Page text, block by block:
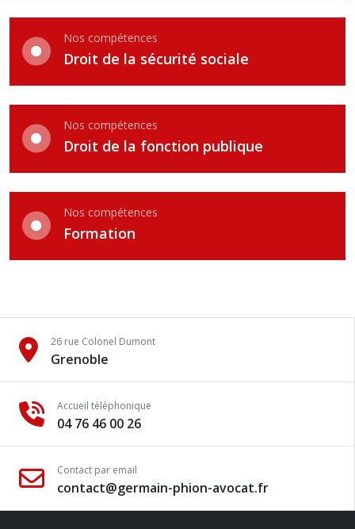
Nos compétences
Droit de la sécurité sociale
Nos compétences
Droit de la fonction publique
Nos compétences
Formation
26 rue Colonel Dumont
Grenoble
Accueil téléphonique
04 76 46 00 26
Contact par email
contact@germain-phion-avocat.fr